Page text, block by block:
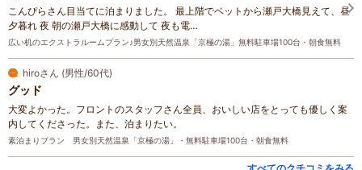
こんぴらさん目当てに泊まりました。 最上階でベットから瀬戸大橋見えて、昼
夕暮れ 夜 朝の瀬戸大橋に感動して 夜も電…
広い机のエクストラルームプラン♪男女別天然温泉「京極の湯」無料駐車場100台・朝食無料
hiroさん (男性/60代)
グッド
大変よかった。フロントのスタッフさん全員、おいしい店をとっても優しく案
内してくださった。また、泊まりたい。
素泊まりプラン 男女別天然温泉「京極の湯」・無料駐車場100台・朝食無料